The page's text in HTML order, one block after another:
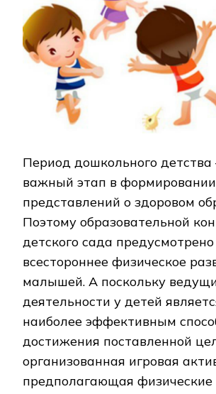
Период дошкольного
важный этап в формировании
представлений о здоровом
Поэтому образовательной
детского сада предусмотрено
всестороннее физическое
малышей. А поскольку
деятельности у детей
наиболее эффективным
достижения поставленной
организованная игровая
предполагающая физические